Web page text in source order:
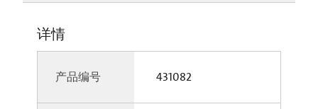
详情
产品编号 431082